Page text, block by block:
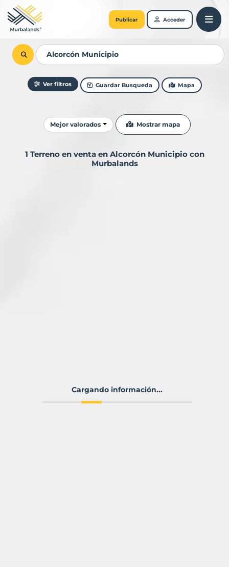
Publicar Acceder
Ver filtros Guardar Busqueda Mapa
Ordenar resultados
Mejor valorados Mostrar mapa
1 Terreno en venta en Alcorcón Municipio con
Murbalands
Cargando información...